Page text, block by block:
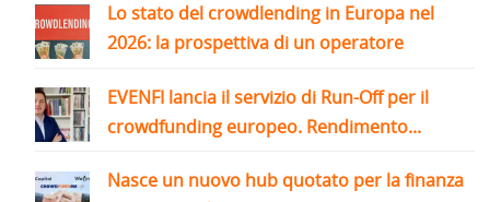
Lo stato del crowdlending in Europa nel
2026: la prospettiva di un operatore
EVENFI lancia il servizio di Run-Off per il
crowdfunding europeo. Rendimento...
Nasce un nuovo hub quotato per la finanza